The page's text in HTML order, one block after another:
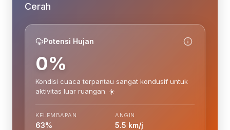
Cerah
Potensi Hujan
0%
Kondisi cuaca terpantau sangat kondusif untuk
aktivitas luar ruangan. ☀️
KELEMBAPAN
63%
ANGIN
5.5 km/j